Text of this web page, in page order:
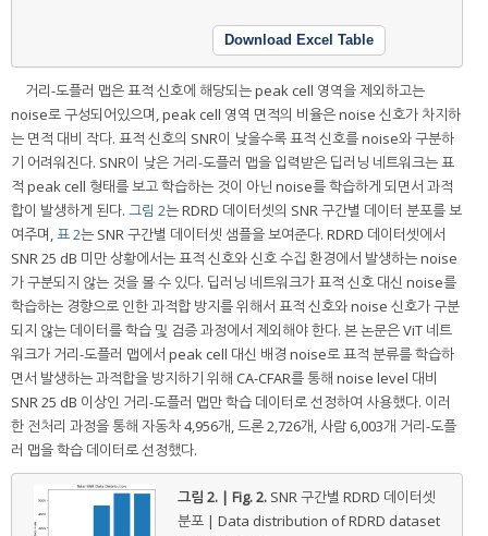
Download Excel Table
거리-도플러 맵은 표적 신호에 해당되는 peak cell 영역을 제외하고는
noise로 구성되어있으며, peak cell 영역 면적의 비율은 noise 신호가 차지하
는 면적 대비 작다. 표적 신호의 SNR이 낮을수록 표적 신호를 noise와 구분하
기 어려워진다. SNR이 낮은 거리-도플러 맵을 입력받은 딥러닝 네트워크는 표
적 peak cell 형태를 보고 학습하는 것이 아닌 noise를 학습하게 되면서 과적
합이 발생하게 된다. 그림 2는 RDRD 데이터셋의 SNR 구간별 데이터 분포를 보
여주며,표 2는 SNR 구간별 데이터셋 샘플을 보여준다. RDRD 데이터셋에서
SNR 25 dB 미만 상황에서는 표적 신호와 신호 수집 환경에서 발생하는 noise
가 구분되지 않는 것을 볼 수 있다. 딥러닝 네트워크가 표적 신호 대신 noise를
학습하는 경향으로 인한 과적합 방지를 위해서 표적 신호와 noise 신호가 구분
되지 않는 데이터를 학습 및 검증 과정에서 제외해야 한다. 본 논문은 ViT 네트
워크가 거리-도플러 맵에서 peak cell 대신 배경 noise로 표적 분류를 학습하
면서 발생하는 과적합을 방지하기 위해 CA-CFAR를 통해 noise level 대비
SNR 25 dB 이상인 거리-도플러 맵만 학습 데이터로 선정하여 사용했다. 이러
한 전처리 과정을 통해 자동차 4,956개, 드론 2,726개, 사람 6,003개 거리-도플
러 맵을 학습 데이터로 선정했다.
그림 2. | Fig. 2. SNR 구간별 RDRD 데이터셋
분포 | Data distribution of RDRD dataset